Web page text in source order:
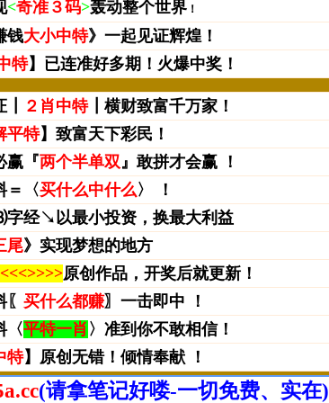
(请拿笔记好喽-一切免费、实在)